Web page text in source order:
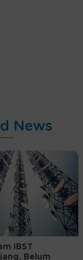
News
IBST
Belum